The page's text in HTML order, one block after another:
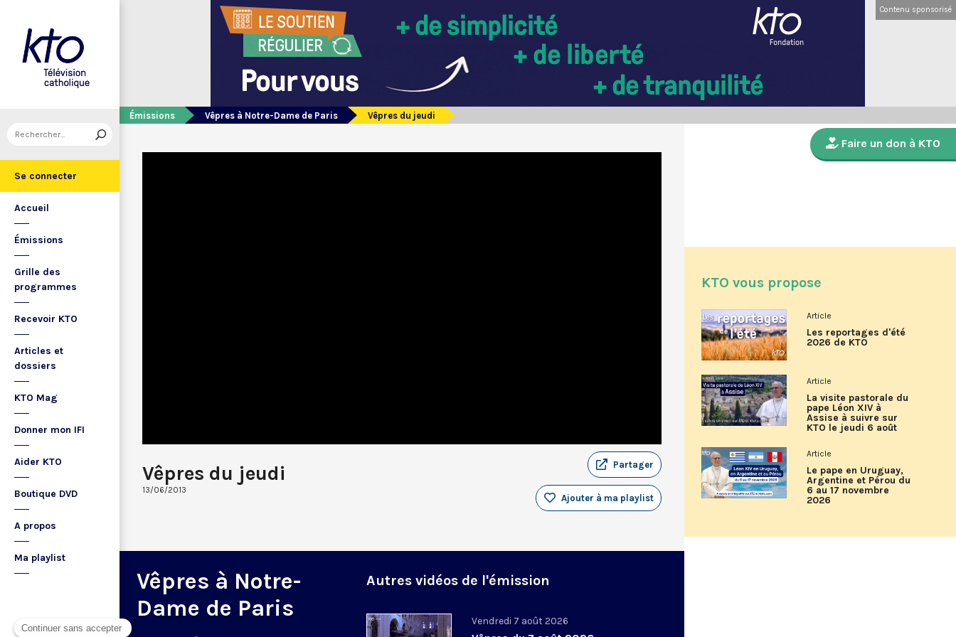
Se connecter
Accueil
Émissions
Grille des
programmes
Recevoir KTO
Articles et
dossiers
KTO Mag
Donner mon IFI
Aider KTO
Boutique DVD
A propos
Ma playlist
Contenu sponsorisé
Émissions Vêpres à Notre-Dame de Paris Vêpres du jeudi
Vêpres du jeudi
13/06/2013
Partager
Ajouter à ma playlist
Vêpres à Notre-
Dame de Paris
Autres vidéos de l'émission
Vendredi 7 août 2026
Faire un don à KTO
KTO vous propose
Article
Les reportages d'été
2026 de KTO
Article
La visite pastorale du
pape Léon XIV à
Assise à suivre sur
KTO le jeudi 6 août
Article
Le pape en Uruguay,
Argentine et Pérou du
6 au 17 novembre
2026